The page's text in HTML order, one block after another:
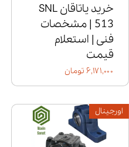
خرید یاتاقان SNL
513 | مشخصات
فنی | استعلام
قیمت
۶,۱۷۱,۰۰۰ تومان
اورجینال